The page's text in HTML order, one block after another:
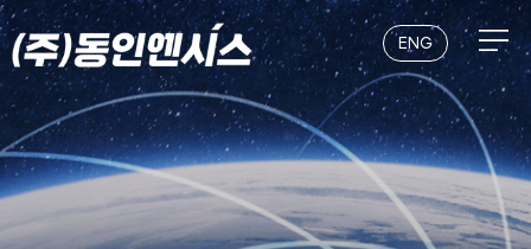
본문 바로가기
ENG